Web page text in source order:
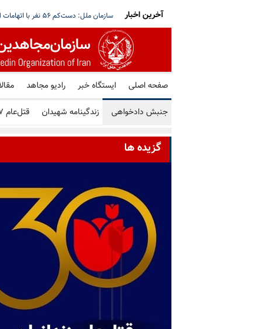
آغاز بازگشت گسترده آوارگان لبنان؛ نمی‌شود؛ هیچ گفتگویی با حوثی‌ها در مسقط
آخرین اخبار
صفحه اصلی ایستگاه خبر رادیو مجاهد
جنبش دادخواهی زندگینامه شهیدان قتل‌عام ۶۷
گزیده ها